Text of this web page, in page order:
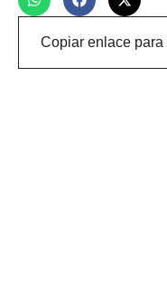
Copiar enlace para